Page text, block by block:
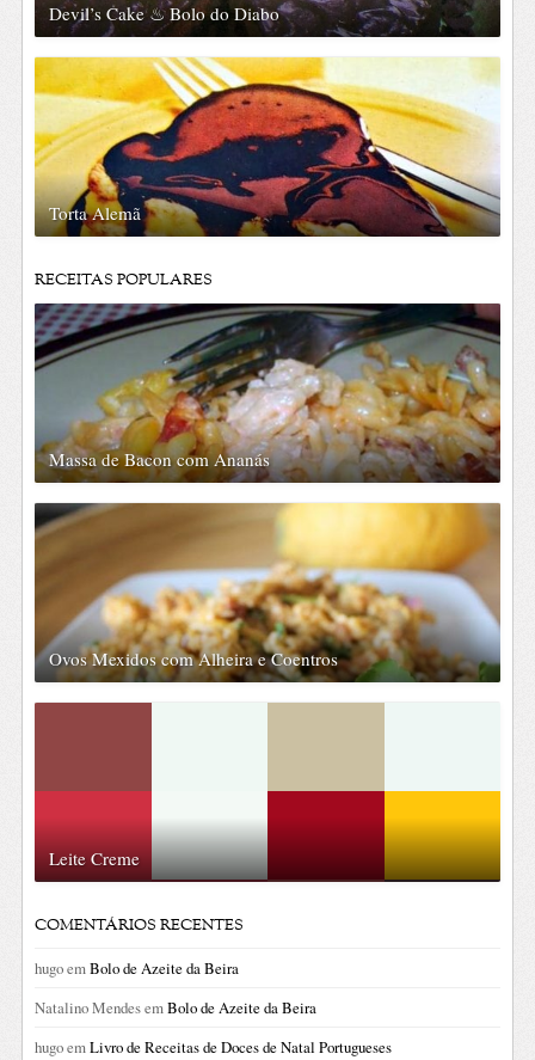
Devil’s Cake ♨ Bolo do Diabo
Torta Alemã
RECEITAS POPULARES
Massa de Bacon com Ananás
Ovos Mexidos com Alheira e Coentros
Leite Creme
COMENTÁRIOS RECENTES
hugoemBolo de Azeite da Beira
Natalino MendesemBolo de Azeite da Beira
hugoemLivro de Receitas de Doces de Natal Portugueses